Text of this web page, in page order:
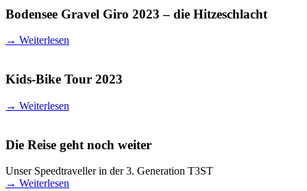
Bodensee Gravel Giro 2023 – die Hitzeschlacht
→ Weiterlesen
Kids-Bike Tour 2023
→ Weiterlesen
Die Reise geht noch weiter
Unser Speedtraveller in der 3. Generation T3ST
→ Weiterlesen